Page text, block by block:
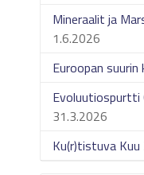
Mineraalit ja
1.6.2026
Euroopan
Evoluutiospurtti
31.3.2026
Ku(r)tistuva Kuu